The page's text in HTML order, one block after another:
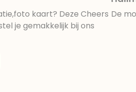
kaart? Deze Cheers
je gemakkelijk bij ons
De